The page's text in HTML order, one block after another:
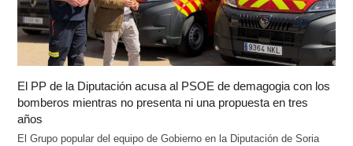
El PP de la Diputación acusa al PSOE de demagogia con los
bomberos mientras no presenta ni una propuesta en tres
años
El Grupo popular del equipo de Gobierno en la Diputación de Soria